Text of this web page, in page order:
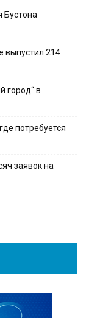
Бустона
выпустил 214
город“ в
потребуется
заявок на